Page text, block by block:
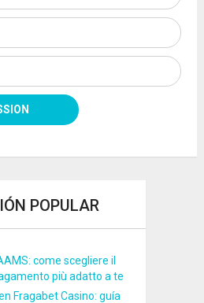
POPULAR
come scegliere il
più adatto a te
Fragabet Casino: guía